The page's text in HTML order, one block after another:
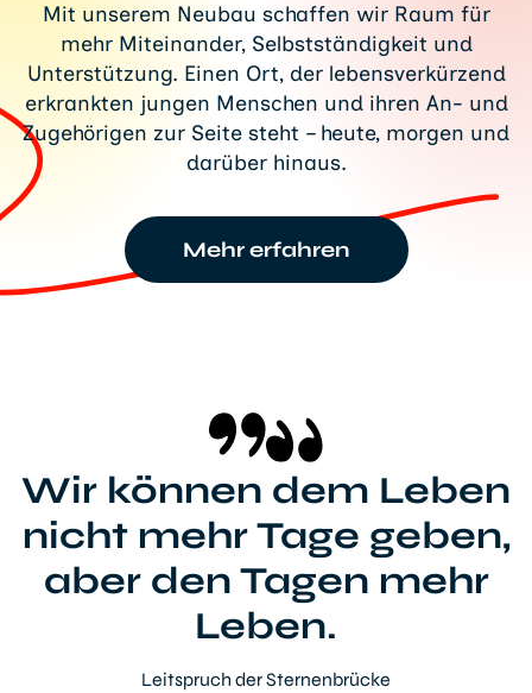
Mit unserem Neubau schaffen wir Raum für
mehr Miteinander, Selbstständigkeit und
Unterstützung. Einen Ort, der lebensverkürzend
erkrankten jungen Menschen und ihren An- und
Zugehörigen zur Seite steht – heute, morgen und
darüber hinaus.
Mehr erfahren
Wir können dem Leben
nicht mehr Tage geben,
aber den Tagen mehr
Leben.
Leitspruch der Sternenbrücke